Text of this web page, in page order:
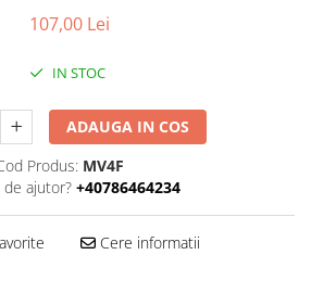
107,00 Lei
IN STOC
ADAUGA IN COS
Produs: MV4F
de ajutor? +40786464234
Cere informatii